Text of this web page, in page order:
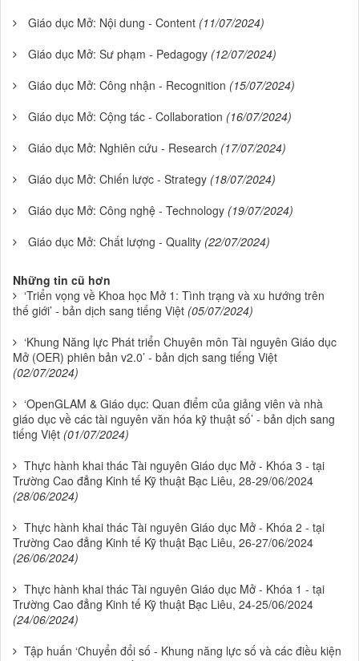
Giáo dục Mở: Nội dung - Content (11/07/2024)
Giáo dục Mở: Sư phạm - Pedagogy (12/07/2024)
Giáo dục Mở: Công nhận - Recognition (15/07/2024)
Giáo dục Mở: Cộng tác - Collaboration (16/07/2024)
Giáo dục Mở: Nghiên cứu - Research (17/07/2024)
Giáo dục Mở: Chiến lược - Strategy (18/07/2024)
Giáo dục Mở: Công nghệ - Technology (19/07/2024)
Giáo dục Mở: Chất lượng - Quality (22/07/2024)
Những tin cũ hơn
‘Triển vọng về Khoa học Mở 1: Tình trạng và xu hướng trên
thế giới’ - bản dịch sang tiếng Việt (05/07/2024)
‘Khung Năng lực Phát triển Chuyên môn Tài nguyên Giáo dục
Mở (OER) phiên bản v2.0’ - bản dịch sang tiếng Việt
(02/07/2024)
‘OpenGLAM & Giáo dục: Quan điểm của giảng viên và nhà
giáo dục về các tài nguyên văn hóa kỹ thuật số’ - bản dịch sang
tiếng Việt (01/07/2024)
Thực hành khai thác Tài nguyên Giáo dục Mở - Khóa 3 - tại
Trường Cao đẳng Kinh tế Kỹ thuật Bạc Liêu, 28-29/06/2024
(28/06/2024)
Thực hành khai thác Tài nguyên Giáo dục Mở - Khóa 2 - tại
Trường Cao đẳng Kinh tế Kỹ thuật Bạc Liêu, 26-27/06/2024
(26/06/2024)
Thực hành khai thác Tài nguyên Giáo dục Mở - Khóa 1 - tại
Trường Cao đẳng Kinh tế Kỹ thuật Bạc Liêu, 24-25/06/2024
(24/06/2024)
Tập huấn ‘Chuyển đổi số - Khung năng lực số và các điều kiện